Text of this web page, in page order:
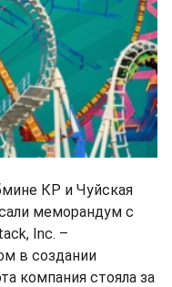
КР и Чуйская
меморандум с
Inc. –
в создании
компания стояла за